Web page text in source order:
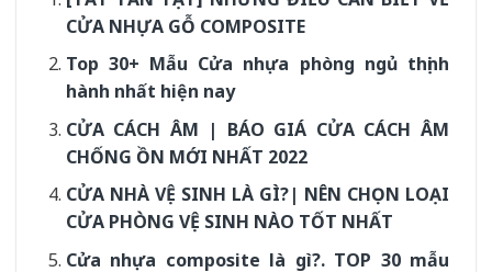
CỬA NHỰA GỖ COMPOSITE
Top 30+ Mẫu Cửa nhựa phòng ngủ thịnh
hành nhất hiện nay
CỬA CÁCH ÂM | BÁO GIÁ CỬA CÁCH ÂM
CHỐNG ỒN MỚI NHẤT 2022
CỬA NHÀ VỆ SINH LÀ GÌ?| NÊN CHỌN LOẠI
CỬA PHÒNG VỆ SINH NÀO TỐT NHẤT
Cửa nhựa composite là gì?. TOP 30 mẫu